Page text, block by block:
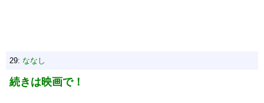
29: ななし
続きは映画で！